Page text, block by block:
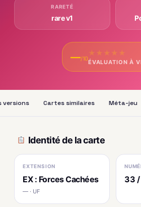
RARETÉ
rare v1
—/10
★ ★ ★ ★ ★
ÉVALUATION À
versions Cartes similaires Méta-jeu
Identité de la carte
EXTENSION
EX : Forces Cachées
— · UF
33 /